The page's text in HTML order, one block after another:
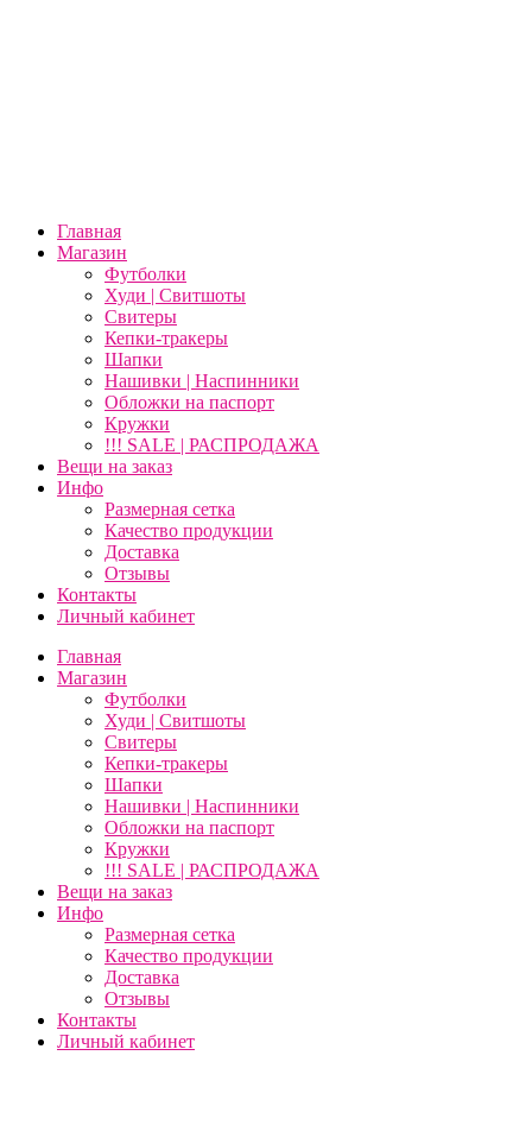
Главная
Магазин
Футболки
Худи | Свитшоты
Свитеры
Кепки-тракеры
Шапки
Нашивки | Наспинники
Обложки на паспорт
Кружки
!!! SALE | РАСПРОДАЖА
Вещи на заказ
Инфо
Размерная сетка
Качество продукции
Доставка
Отзывы
Контакты
Личный кабинет
Главная
Магазин
Футболки
Худи | Свитшоты
Свитеры
Кепки-тракеры
Шапки
Нашивки | Наспинники
Обложки на паспорт
Кружки
!!! SALE | РАСПРОДАЖА
Вещи на заказ
Инфо
Размерная сетка
Качество продукции
Доставка
Отзывы
Контакты
Личный кабинет